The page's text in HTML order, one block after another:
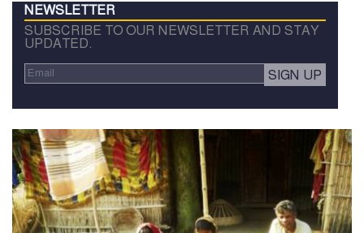
NEWSLETTER
SUBSCRIBE TO OUR NEWSLETTER AND STAY
UPDATED.